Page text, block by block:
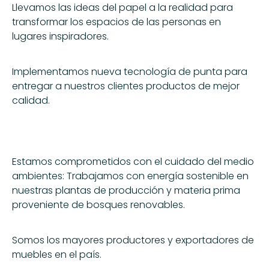
Llevamos las ideas del papel a la realidad para
transformar los espacios de las personas en
lugares inspiradores.
Implementamos nueva tecnología de punta para
entregar a nuestros clientes productos de mejor
calidad.
Estamos comprometidos con el cuidado del medio
ambientes: Trabajamos con energía sostenible en
nuestras plantas de producción y materia prima
proveniente de bosques renovables.
Somos los mayores productores y exportadores de
muebles en el país.